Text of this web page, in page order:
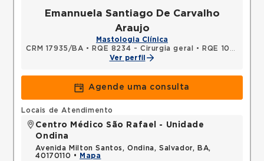
Emannuela Santiago De Carvalho
Araujo
Mastologia Clínica
CRM 17935/BA • RQE 8234 - Cirurgia geral •
RQE 10963 - Mastologia
Ver perfil
Agende uma consulta
Locais de Atendimento
Centro Médico São Rafael - Unidade
Ondina
Avenida Milton Santos, Ondina, Salvador, BA,
40170110 •
Mapa